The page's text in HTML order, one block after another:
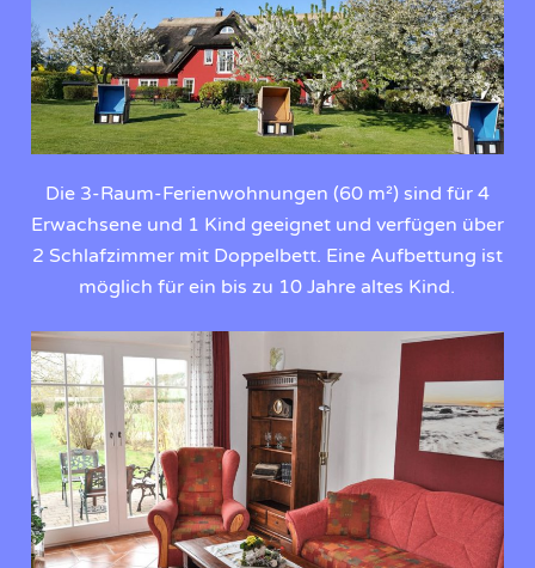
Die 3-Raum-Ferienwohnungen (60 m²) sind für 4
Erwachsene und 1 Kind geeignet und verfügen über
2 Schlafzimmer mit Doppelbett. Eine Aufbettung ist
möglich für ein bis zu 10 Jahre altes Kind.